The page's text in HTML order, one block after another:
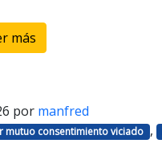
más
por manfred
mutuo consentimiento viciado ,